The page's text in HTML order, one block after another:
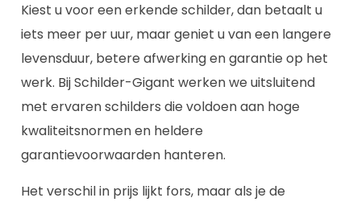
Kiest u voor een erkende schilder, dan betaalt u
iets meer per uur, maar geniet u van een langere
levensduur, betere afwerking en garantie op het
werk. Bij Schilder-Gigant werken we uitsluitend
met ervaren schilders die voldoen aan hoge
kwaliteitsnormen en heldere
garantievoorwaarden hanteren.
Het verschil in prijs lijkt fors, maar als je de